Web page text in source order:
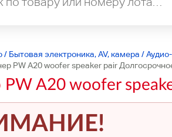
/ Бытовая электроника, AV, камера /
PW A20 woofer speaker pair
PW A20 woofer